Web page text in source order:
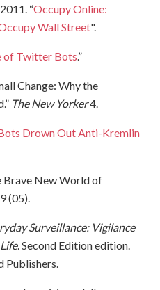
“Occupy Online:
Wall Street".
of Twitter Bots.”
Change: Why the
The New Yorker4.
Drown Out Anti-Kremlin
Brave New World of
(05).
Surveillance: Vigilance
. Second Edition edition.
Publishers.